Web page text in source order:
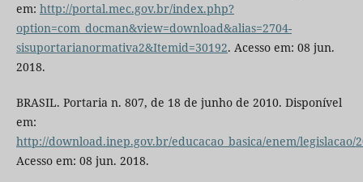
em: http://portal.mec.gov.br/index.php?
option=com_docman&view=download&alias=2704-
sisuportarianormativa2&Itemid=30192. Acesso em: 08 jun.
2018.
BRASIL. Portaria n. 807, de 18 de junho de 2010. Disponível
em:
http://download.inep.gov.br/educacao_basica/enem/legislacao/
Acesso em: 08 jun. 2018.